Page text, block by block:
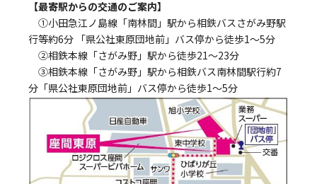
【最寄駅からの交通のご案内】
①小田急江ノ島線「南林間」駅から相鉄バスさがみ野駅
行等約6分 「県公社東原団地前」バス停から徒歩1～5分
②相鉄本線「さがみ野」駅から徒歩21～23分
③相鉄本線「さがみ野」駅から相鉄バス南林間駅行約7
分「県公社東原団地前」バス停から徒歩1～5分